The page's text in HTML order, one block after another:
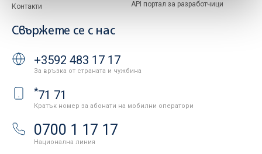
Контакти
API портал за разработчици
Свържете се с нас
+3592 483 17 17
За връзка от страната и чужбина
*71 71
Кратък номер за абонати на мобилни оператори
0700 1 17 17
Национална линия